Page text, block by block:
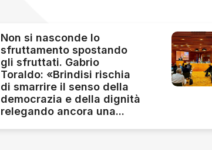
Non si nasconde lo
sfruttamento spostando
gli sfruttati. Gabrio
Toraldo: «Brindisi rischia
di smarrire il senso della
democrazia e della dignità
relegando ancora una...